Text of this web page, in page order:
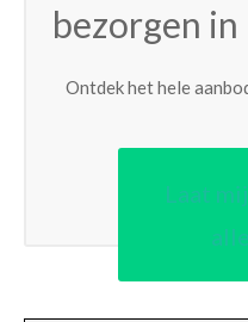
bezorgen
Ontdek het hele
Laat